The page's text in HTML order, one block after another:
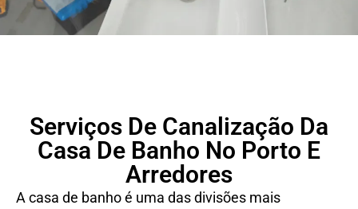
Serviços De Canalização Da
Casa De Banho No Porto E
Arredores
A casa de banho é uma das divisões mais